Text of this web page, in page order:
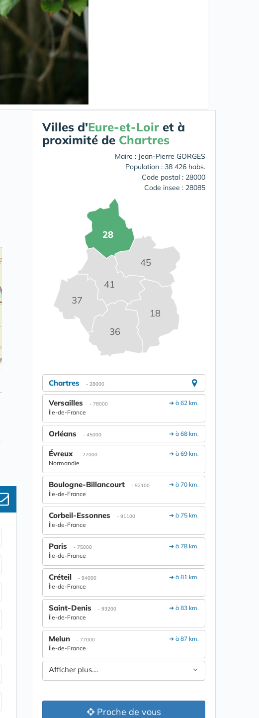
Villes d'Eure-et-Loir et à
proximité de Chartres
Maire : Jean-Pierre GORGES
Population : 38 426 habs.
Code postal : 28000
Code insee : 28085
18
28
36
37
41
45
Chartres - 28000
➔ à 62 km.
Versailles - 78000
Île-de-France
➔ à 68 km.
Orléans - 45000
➔ à 69 km.
Évreux - 27000
Normandie
➔ à 70 km.
Boulogne-Billancourt - 92100
Île-de-France
➔ à 75 km.
Corbeil-Essonnes - 91100
Île-de-France
➔ à 78 km.
Paris - 75000
Île-de-France
➔ à 81 km.
Créteil - 94000
Île-de-France
➔ à 83 km.
Saint-Denis - 93200
Île-de-France
➔ à 87 km.
Melun - 77000
Île-de-France
Afficher plus....
Proche de vous